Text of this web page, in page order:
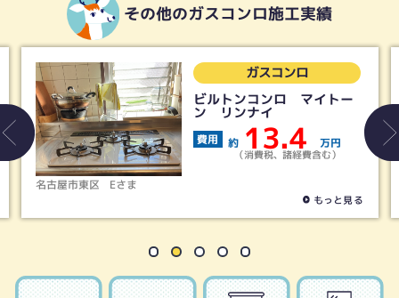
その他のガスコンロ施工実績
名古屋市昭和区 Nさま
ガスコンロ
コンロ台取替工事 東邦ガ
ス（リンナイ製）リッセ
費用 約 25.9 万円
（消費税、諸経費含む）
もっと見る